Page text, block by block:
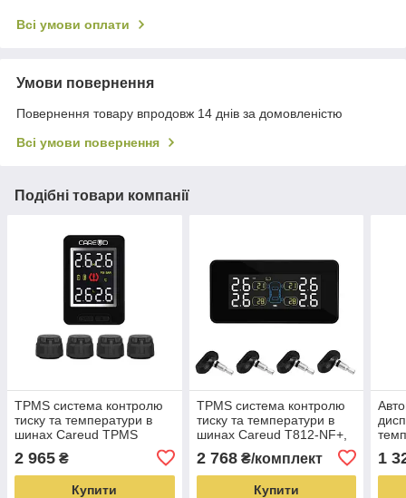
Всі умови оплати
Умови повернення
Повернення товару впродовж 14 днів за домовленістю
Всі умови повернення
Подібні товари компанії
TPMS система контролю
тиску та температури в
шинах Careud TPMS
2 965 ₴
Купити
TPMS система контролю
тиску та температури в
шинах Careud T812-NF+,
2 768₴/комплект
Купити
1